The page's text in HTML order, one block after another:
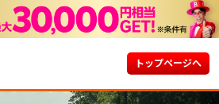
トップページへ